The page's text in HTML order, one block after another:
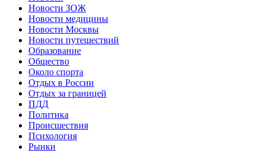
Новости ЗОЖ
Новости медицины
Новости Москвы
Новости путешествий
Образование
Общество
Около спорта
Отдых в России
Отдых за границей
ПДД
Политика
Происшествия
Психология
Рынки